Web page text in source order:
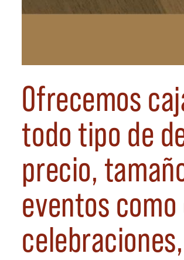
Ofrecemos
todo tipo de
precio,
eventos